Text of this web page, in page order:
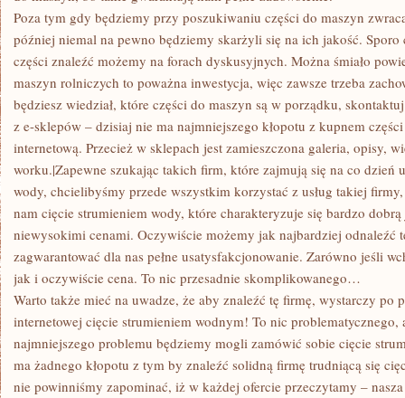
Poza tym gdy będziemy przy poszukiwaniu części do maszyn
później niemal na pewno będziemy skarżyli się na ich jakość.
części znaleźć możemy na forach dyskusyjnych. Można śmiało
maszyn rolniczych to poważna inwestycja, więc zawsze trzeba
będziesz wiedział, które części do maszyn są w porządku,
z e-sklepów – dzisiaj nie ma najmniejszego kłopotu z kupnem
internetową. Przecież w sklepach jest zamieszczona galeria, opisy,
worku.|Zapewne szukając takich firm, które zajmują się na co dzień
wody, chcielibyśmy przede wszystkim korzystać z usług takiej
nam cięcie strumieniem wody, które charakteryzuje się bardzo
niewysokimi cenami. Oczywiście możemy jak najbardziej odnaleźć
zagwarantować dla nas pełne usatysfakcjonowanie. Zarówno jeśli
jak i oczywiście cena. To nic przesadnie skomplikowanego…
Warto także mieć na uwadze, że aby znaleźć tę firmę, wystarczy po
internetowej cięcie strumieniem wodnym! To nic problematycznego,
najmniejszego problemu będziemy mogli zamówić sobie cięcie
ma żadnego kłopotu z tym by znaleźć solidną firmę trudniącą się
nie powinniśmy zapominać, iż w każdej ofercie przeczytamy –